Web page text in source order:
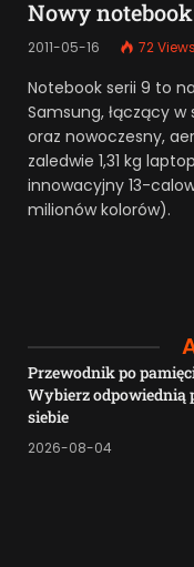
Nowy
2011-05-16 72Views
Notebook serii 9 to
Samsung, łączący
oraz nowoczesny,
zaledwie 1,31 kg
innowacyjny 13-
milionów kolorów).
Przewodnik po
Wybierz odpowiednią
siebie
2026-08-04